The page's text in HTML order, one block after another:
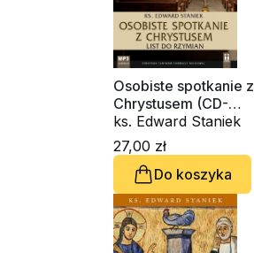
Osobiste spotkanie z
Chrystusem (CD-
audiobook)
ks. Edward Staniek
27,00 zł
Do koszyka